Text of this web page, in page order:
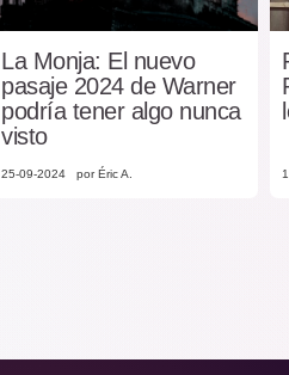
La Monja: El nuevo
pasaje 2024 de Warner
podría tener algo nunca
visto
25-09-2024 por Éric A.